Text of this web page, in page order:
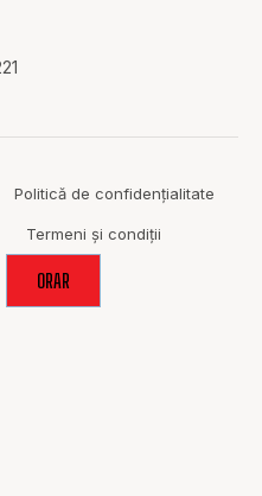
Politică de confidențialitate
Termeni și condiții
ORAR